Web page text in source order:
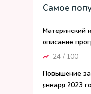
Самое
Материнский
описание
24 / 100
Повышение
января 2023